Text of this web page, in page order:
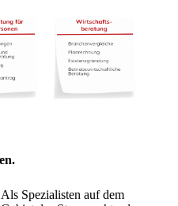
Als Spezialisten auf dem